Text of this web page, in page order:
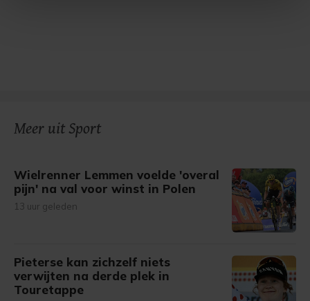
Meer uit Sport
Wielrenner Lemmen voelde 'overal
pijn' na val voor winst in Polen
13 uur geleden
Pieterse kan zichzelf niets
verwijten na derde plek in
Touretappe